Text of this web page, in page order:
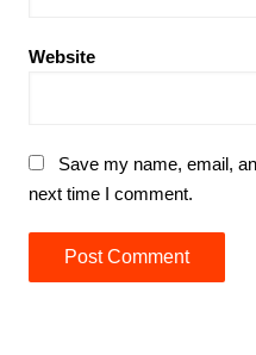
Website
Save my name, email,
next time I comment.